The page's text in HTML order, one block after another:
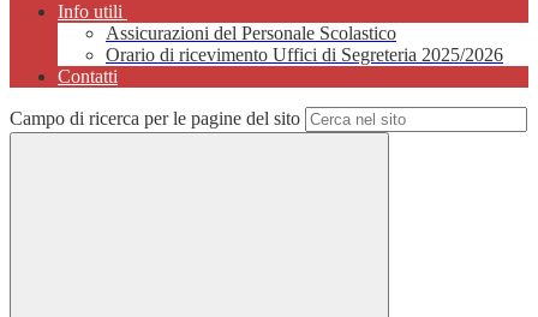
Info utili
Assicurazioni del Personale Scolastico
Orario di ricevimento Uffici di Segreteria 2025/2026
Contatti
Campo di ricerca per le pagine del sito